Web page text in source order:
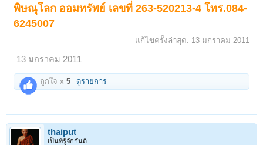
พิษณุโลก ออมทรัพย์ เลขที่ 263-520213-4 โทร.084-
6245007
แก้ไขครั้งล่าสุด: 13 มกราคม 2011
13 มกราคม 2011
ถูกใจ x5 ดูรายการ
thaiput
เป็นที่รู้จักกันดี